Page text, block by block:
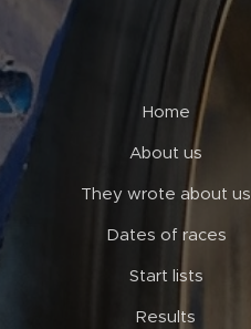
Home
About us
They wrote about us
Dates of races
Start lists
Results